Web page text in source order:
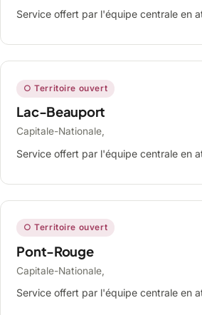
Service offert par l'équipe centrale en
○ Territoire ouvert
Lac-Beauport
Capitale-Nationale,
Service offert par l'équipe centrale en
○ Territoire ouvert
Pont-Rouge
Capitale-Nationale,
Service offert par l'équipe centrale en